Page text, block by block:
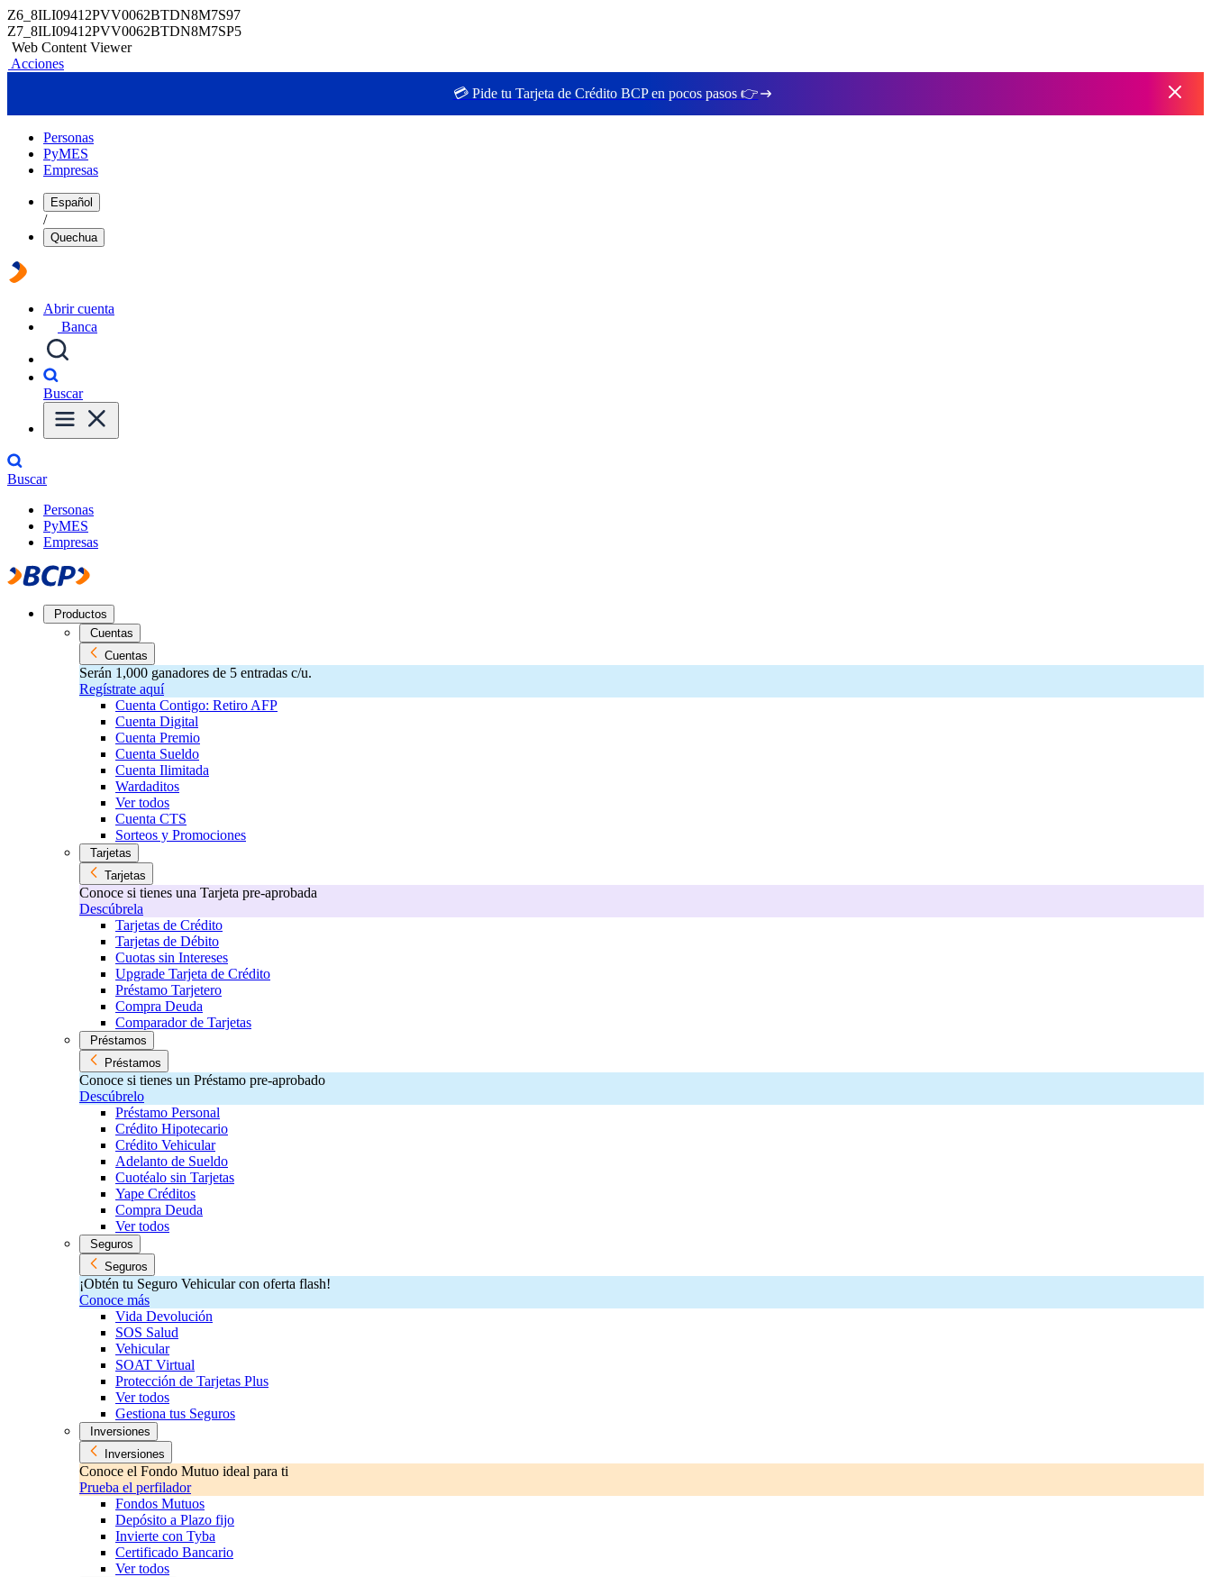
Z6_8ILI09412PVV0062BTDN8M7S97
Z7_8ILI09412PVV0062BTDN8M7SP5
Web Content Viewer
Acciones
💳 Pide tu Tarjeta de Crédito BCP en pocos pasos 👉
Personas
PyMES
Empresas
Español
/
Quechua
Abrir cuenta
Banca
Buscar
Buscar
Personas
PyMES
Empresas
Productos
Cuentas
Cuentas
Serán 1,000 ganadores de 5 entradas c/u.
Regístrate aquí
Cuenta Contigo: Retiro AFP
Cuenta Digital
Cuenta Premio
Cuenta Sueldo
Cuenta Ilimitada
Wardaditos
Ver todos
Cuenta CTS
Sorteos y Promociones
Tarjetas
Tarjetas
Conoce si tienes una Tarjeta pre-aprobada
Descúbrela
Tarjetas de Crédito
Tarjetas de Débito
Cuotas sin Intereses
Upgrade Tarjeta de Crédito
Préstamo Tarjetero
Compra Deuda
Comparador de Tarjetas
Préstamos
Préstamos
Conoce si tienes un Préstamo pre-aprobado
Descúbrelo
Préstamo Personal
Crédito Hipotecario
Crédito Vehicular
Adelanto de Sueldo
Cuotéalo sin Tarjetas
Yape Créditos
Compra Deuda
Ver todos
Seguros
Seguros
¡Obtén tu Seguro Vehicular con oferta flash!
Conoce más
Vida Devolución
SOS Salud
Vehicular
SOAT Virtual
Protección de Tarjetas Plus
Ver todos
Gestiona tus Seguros
Inversiones
Inversiones
Conoce el Fondo Mutuo ideal para ti
Prueba el perfilador
Fondos Mutuos
Depósito a Plazo fijo
Invierte con Tyba
Certificado Bancario
Ver todos